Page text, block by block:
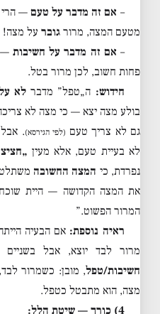
– אם זה מדבר על טעם—
מטעם המצה, מרור גובר על מצה!
– אם זה מדבר על חשיבות—
פחות חשוב, לכן מרור בטל.
חידוש: ה„טפל” מדבר לא
בולע מצה יצא — כי מצה לא
גם לא צריך טעם (לפי הגירסא).
לא בעיית טעם, אלא מעין
נפרדת, כי המצה החשובה
את המצה הקדושה — היית
המרור הפשוט.”
ראיה נוספת: אם הבעיה
מרור לבד יוצא, אבל
חשיבות/טפל, מובן: כשמרור
מצה, הוא מתבטל כטפל.
4) כורך — שיטת הלל: